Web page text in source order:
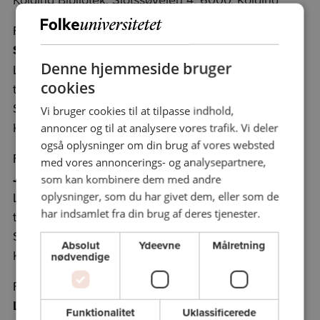
Fredag 9/5/25 kl. 11.00 - kl. 12.45
Schumann: Symfoni nr. 1, ”Forårssymfonien”
Leif V. S. Balthzersen, mag.art. i musikvidenskab og
tidl. musikchef for Aarhus Symfoniorkester og
Sønderjyllands Symfoniorkester
Kolding Bibliotek, Slotssøvejen 4, 6000, Kolding
Fredag 16/5/25 kl. 11.00 - kl. 12.45
Jánácek: Sinfonietta
Leif V. S. Balthzersen, mag.art. i musikvidenskab og
tidl. musikchef for Aarhus Symfoniorkester og
Sønderjyllands Symfoniorkester
Kolding Bibliotek, Slotssøvejen 4, 6000, Kolding
Fredag 23/5/25 kl. 11.00 - kl. 12.45
Liszt: Klaverværker
Denne hjemmeside bruger
cookies
Vi bruger cookies til at tilpasse indhold,
annoncer og til at analysere vores trafik. Vi deler
også oplysninger om din brug af vores websted
med vores annoncerings- og analysepartnere,
som kan kombinere dem med andre
oplysninger, som du har givet dem, eller som de
har indsamlet fra din brug af deres tjenester.
Absolut
nødvendige
Ydeevne Målretning
Funktionalitet Uklassificerede